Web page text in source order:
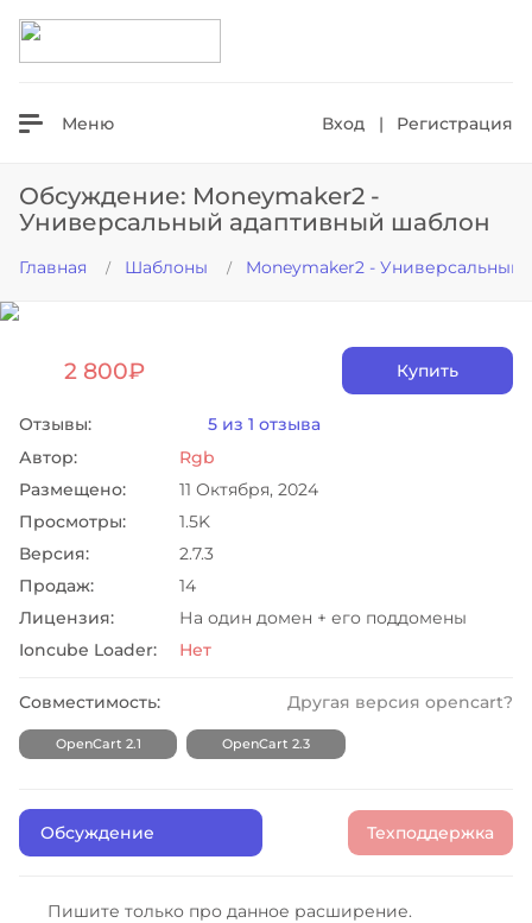
Меню Вход | Регистрация
Обсуждение: Moneymaker2 -
Универсальный адаптивный шаблон
Главная Шаблоны Moneymaker2 -
2 800₽ Купить
Отзывы:
5 из 1 отзыва
Автор:
Rgb
Размещено:
11 Октября, 2024
Просмотры:
1.5K
Версия:
2.7.3
Продаж:
14
Лицензия:
На один домен + его поддомены
Ioncube Loader:
Нет
Совместимость: Другая версия opencart?
OpenCart 2.1 OpenCart 2.3
Обсуждение Техподдержка
Пишите только про данное расширение.